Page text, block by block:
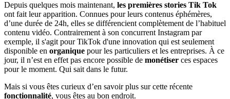
Depuis quelques mois maintenant, les premières stories Tik Tok
ont fait leur apparition. Connues pour leurs contenus éphémères,
d’une durée de 24h, elles se différencient complètement de l’habituel
contenu vidéo. Contrairement à son concurrent Instagram par
exemple, il s'agit pour TikTok d'une innovation qui est seulement
disponible en organique pour les particuliers et les entreprises. À ce
jour, il n’est en effet pas encore possible de monétiser ces espaces
pour le moment. Qui sait dans le futur.
Mais si vous êtes curieux d’en savoir plus sur cette récente
fonctionnalité, vous êtes au bon endroit.